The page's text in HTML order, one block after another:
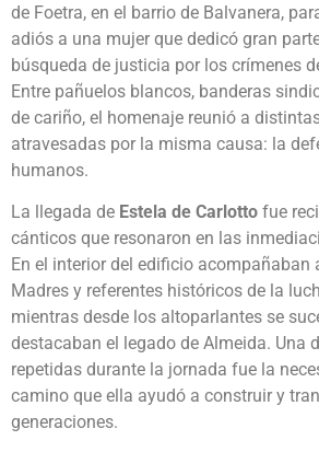
de Foetra, en el barrio de Balvanera,
adiós a una mujer que dedicó gran
búsqueda de justicia por los crímenes
Entre pañuelos blancos, banderas
de cariño, el homenaje reunió a
atravesadas por la misma causa: la
humanos.
La llegada de Estela de Carlotto fue
cánticos que resonaron en las
En el interior del edificio
Madres y referentes históricos de la
mientras desde los altoparlantes se
destacaban el legado de Almeida. Una
repetidas durante la jornada fue la
camino que ella ayudó a construir y
generaciones.